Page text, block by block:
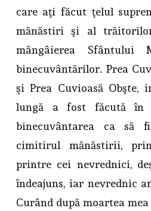
care aţi făcut ţelul
mănăstiri şi al
mângâierea Sfântului
binecuvântărilor. Prea
şi Prea Cuvioasă Obşte,
lungă a fost făcută în
binecuvântarea ca să
cimitirul mănăstirii,
printre cei nevrednici,
îndeajuns, iar nevrednic
Curând după moartea